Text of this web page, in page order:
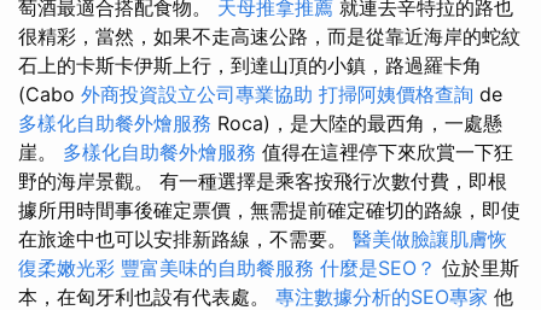
萄酒最適合搭配食物。 天母推拿推薦 就連去辛特拉的路也
很精彩，當然，如果不走高速公路，而是從靠近海岸的蛇紋
石上的卡斯卡伊斯上行，到達山頂的小鎮，路過羅卡角
(Cabo 外商投資設立公司專業協助 打掃阿姨價格查詢 de
多樣化自助餐外燴服務 Roca)，是大陸的最西角，一處懸
崖。 多樣化自助餐外燴服務 值得在這裡停下來欣賞一下狂
野的海岸景觀。 有一種選擇是乘客按飛行次數付費，即根
據所用時間事後確定票價，無需提前確定確切的路線，即使
在旅途中也可以安排新路線，不需要。 醫美做臉讓肌膚恢
復柔嫩光彩 豐富美味的自助餐服務 什麼是SEO？ 位於里斯
本，在匈牙利也設有代表處。 專注數據分析的SEO專家 他